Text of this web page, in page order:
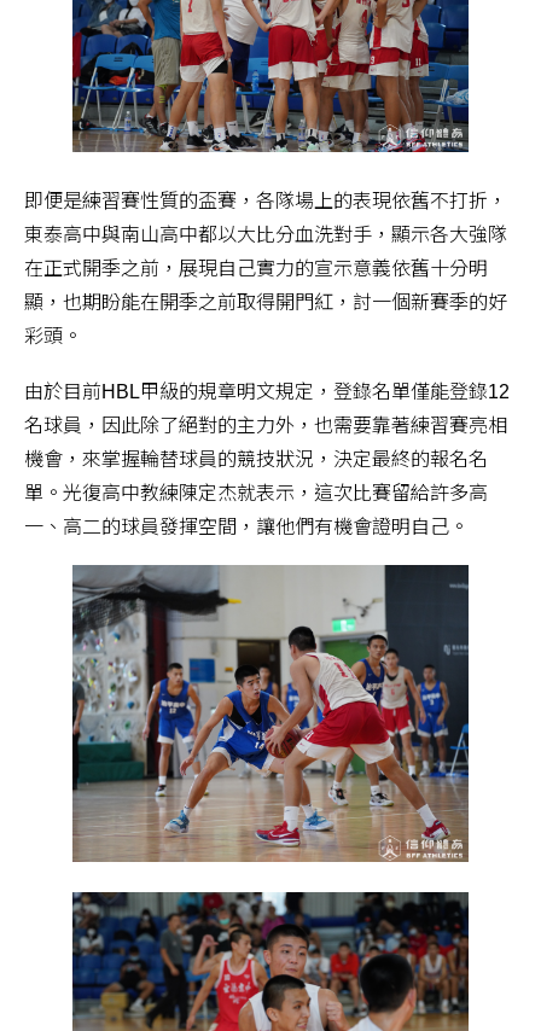
即便是練習賽性質的盃賽，各隊場上的表現依舊不打折，
東泰高中與南山高中都以大比分血洗對手，顯示各大強隊
在正式開季之前，展現自己實力的宣示意義依舊十分明
顯，也期盼能在開季之前取得開門紅，討一個新賽季的好
彩頭。
由於目前HBL甲級的規章明文規定，登錄名單僅能登錄12
名球員，因此除了絕對的主力外，也需要靠著練習賽亮相
機會，來掌握輪替球員的競技狀況，決定最終的報名名
單。光復高中教練陳定杰就表示，這次比賽留給許多高
一、高二的球員發揮空間，讓他們有機會證明自己。